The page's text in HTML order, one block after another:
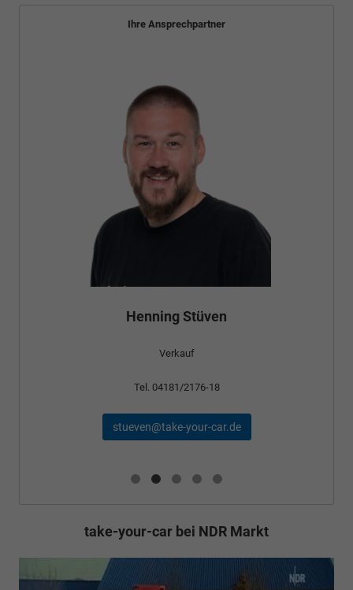
Ihre Ansprechpartner
Henning Stüven
Verkauf
Tel. 04181/2176-18
stueven@take-your-car.de
take-your-car bei NDR Markt